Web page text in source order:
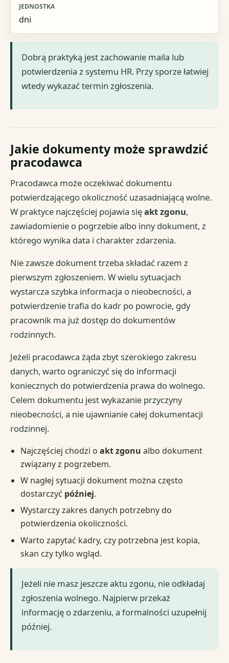
dni
Dobrą praktyką jest zachowanie maila lub
potwierdzenia z systemu HR. Przy sporze łatwiej
wtedy wykazać termin zgłoszenia.
Jakie dokumenty może sprawdzić
pracodawca
Pracodawca może oczekiwać dokumentu
potwierdzającego okoliczność uzasadniającą wolne.
W praktyce najczęściej pojawia sięakt zgonu,
zawiadomienie o pogrzebie albo inny dokument, z
którego wynika data i charakter zdarzenia.
Nie zawsze dokument trzeba składać razem z
pierwszym zgłoszeniem. W wielu sytuacjach
wystarcza szybka informacja o nieobecności, a
potwierdzenie trafia do kadr po powrocie, gdy
pracownik ma już dostęp do dokumentów
rodzinnych.
Jeżeli pracodawca żąda zbyt szerokiego zakresu
danych, warto ograniczyć się do informacji
koniecznych do potwierdzenia prawa do wolnego.
Celem dokumentu jest wykazanie przyczyny
nieobecności, a nie ujawnianie całej dokumentacji
rodzinnej.
Najczęściej chodzi o akt zgonu albo dokument
związany z pogrzebem.
W nagłej sytuacji dokument można często
dostarczyć później.
Wystarczy zakres danych potrzebny do
potwierdzenia okoliczności.
Warto zapytać kadry, czy potrzebna jest kopia,
skan czy tylko wgląd.
Jeżeli nie masz jeszcze aktu zgonu, nie odkładaj
zgłoszenia wolnego. Najpierw przekaż
informację o zdarzeniu, a formalności uzupełnij
później.